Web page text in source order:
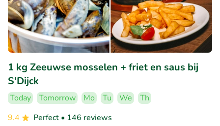
1 kg Zeeuwse mosselen + friet en saus bij
S'Dijck
Today Tomorrow Mo Tu We
Th
9.4
Perfect • 146 reviews